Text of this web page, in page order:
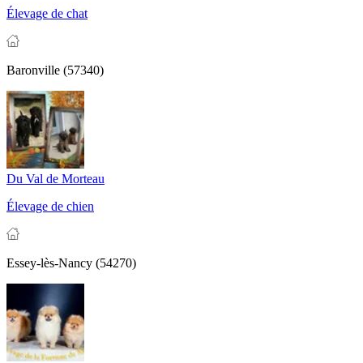
Élevage de chat
Baronville (57340)
Du Val de Morteau
Élevage de chien
Essey-lès-Nancy (54270)